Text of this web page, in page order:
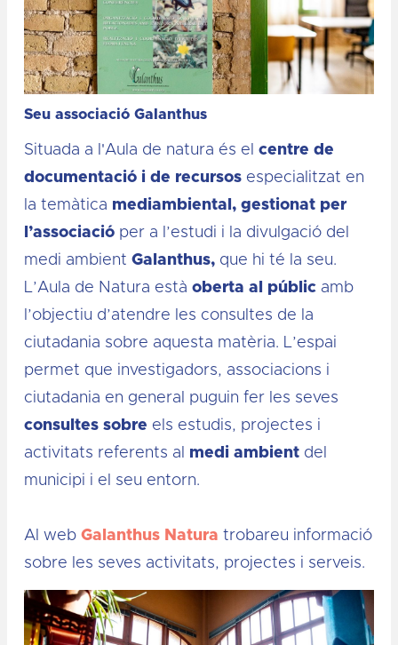
Seu associació Galanthus
Situada a l'Aula de natura és el centre de
documentació i de recursos especialitzat en
la temàtica mediambiental, gestionat per
l’associació per a l’estudi i la divulgació del
medi ambientGalanthus, que hi té la seu.
L’Aula de Natura estàoberta al públic amb
l’objectiu d’atendre les consultes de la
ciutadania sobre aquesta matèria. L’espai
permet que investigadors, associacions i
ciutadania en general puguin fer les seves
consultes sobre els estudis, projectes i
activitats referents al medi ambient del
municipi i el seu entorn.
Al webGalanthus Natura trobareu informació
sobre les seves activitats, projectes i serveis.